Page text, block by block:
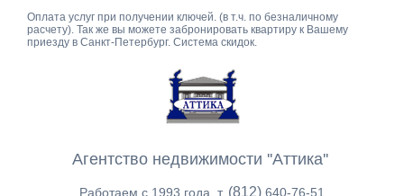
Оплата услуг при получении ключей. (в т.ч. по безналичному
расчету). Так же вы можете забронировать квартиру к Вашему
приезду в Санкт-Петербург. Система скидок.
Агентство недвижимости ''Аттика''
Работаем с 1993 года. т. (812) 640-76-51